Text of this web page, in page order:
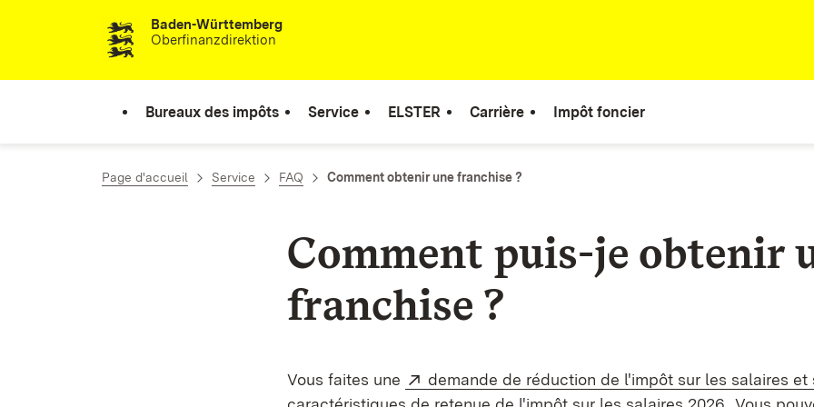
Passer au contenuBaden-Württemberg
Oberfinanzdirektion
Bureaux des impôts Service ELSTER Carrière Impôt foncier
Page d'accueil Service FAQ Comment obtenir une franchise ?
Comment puis-je obtenir
franchise ?
Vous faites une Externe:
demande de réduction de l'impôt sur les salaires et
(S’ouvre